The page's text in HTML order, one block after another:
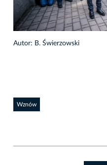
Autor: B. Świerzowski
Wznów